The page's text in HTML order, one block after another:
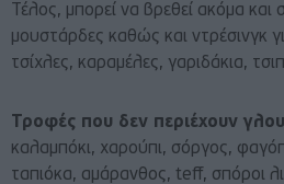
Τέλος, μπορεί να βρεθεί ακόμα και
μουστάρδες καθώς και ντρέσινγκ
τσίχλες, καραμέλες, γαριδάκια,
Τροφές που δεν περιέχουν
καλαμπόκι, χαρούπι, σόργος,
ταπιόκα, αμάρανθος, teff, σπόροι